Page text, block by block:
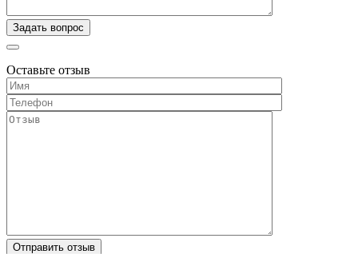
Оставьте отзыв